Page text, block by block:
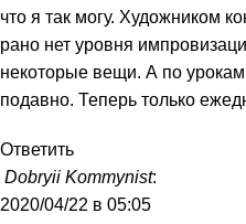
что я так могу. Художником
рано нет уровня
некоторые вещи. А по урокам
подавно. Теперь только
Ответить
Dobryii Kommynist:
2020/04/22 в 05:05